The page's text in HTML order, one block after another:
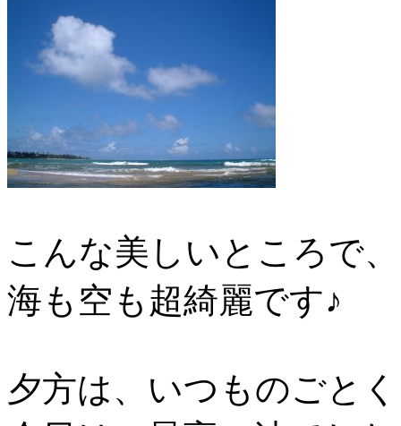
こんな美しいところで
海も空も超綺麗です♪
夕方は、いつものごと